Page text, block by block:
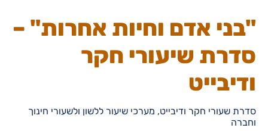
"בני אדם וחיות אחרות" –
סדרת שיעורי חקר
ודיבייט
סדרת שעורי חקר ודיבייט, מערכי שיעור ללשון ולשעורי חינוך
וחברה